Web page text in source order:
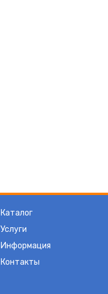
Каталог
Услуги
Информация
Контакты